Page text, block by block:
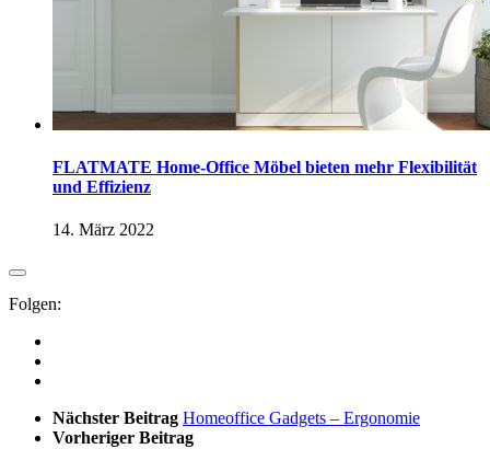
FLATMATE Home-Office Möbel bieten mehr Flexibilität
und Effizienz
14. März 2022
Folgen:
Nächster Beitrag Homeoffice Gadgets – Ergonomie
Vorheriger Beitrag